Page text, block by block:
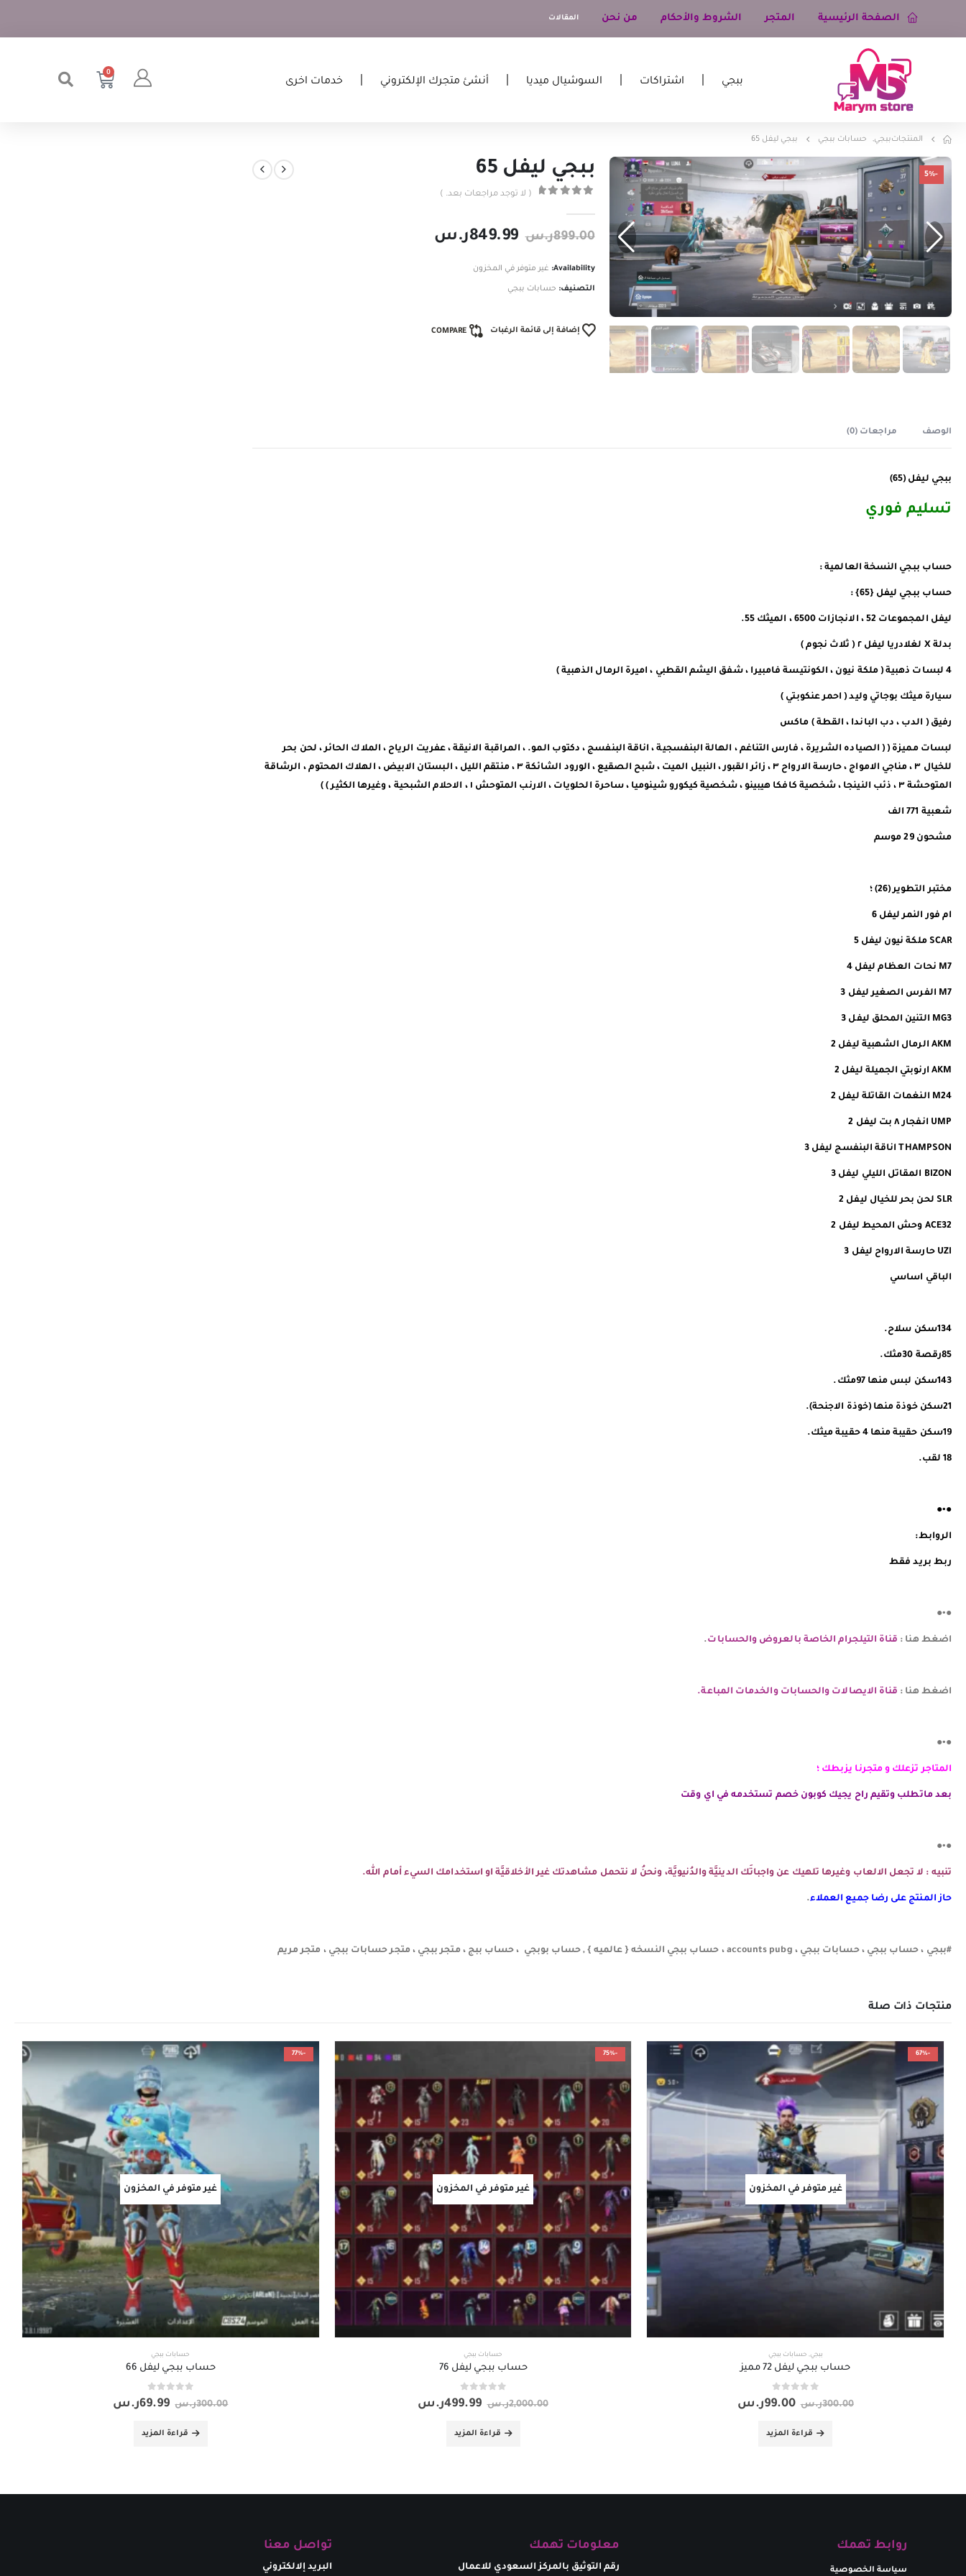
الصفحة الرئيسية المتجر الشروط والأحكام من نحن المقالات
ببجي اشتراكات السوشيال ميديا أنشئ متجرك الإلكتروني خدمات اخرى
0
المنتجاتببجي, حسابات ببجي ببجي ليفل 65
-5% ببجي ليفل 65
( لا توجد مراجعات بعد. )
899.00ر.س 849.99ر.س
Availability: غير متوفر في المخزون
التصنيف: حسابات ببجي
إضافة إلى قائمة الرغبات COMPARE
الوصف مراجعات (0)
ببجي ليفل (65)
تسليم فوري
حساب ببجي النسخة العالمية :
حساب ببجي ليفل {65} :
ليفل المجموعات 52 ، الانجازات 6500 ، الميثك 55.
بدلة X لغلادريا ليفل ٢ ( ثلاث نجوم )
4 لبسات ذهبية ( ملكة نيون ، الكونتيسة فامبيرا ، شفق اليشم القطبي ، اميرة الرمال الذهبية )
سيارة ميثك بوجاتي وليد ( احمر عنكوبتي )
رفيق ( الدب ، دب الباندا ، القطة ) ماكس
لبسات مميزة ( ( الصياده الشريرة ، فارس التناغم ، الهالة البنفسجية ، اناقة البنفسج ، دكتوب المو. ، المراقبة الانيقة ، عفريت الرياح ، الملاك الحائر ، لحن بحر
للخيال ٣ ، مناجي الامواج ، حارسة الارواح ٣ ، زائر القبور ، النبيل الميت ، شبح الصقيع ، الورود الشائكة ٣ ، منتقم الليل ، البستان الابيض ، الهلاك المحتوم ، الرشاقة
المتوحشة ٣ ، ذئب النينجا ، شخصية كافكا هيبينو ، شخصية كيكورو شينوميا ، ساحرة الحلويات ، الارنب المتوحش ١ ، الاحلام الشبحية ، وغيرها الكثير ) )
شعبية 771 الف
مشحون 29 موسم
مختبر التطوير (26) ؛
ام فور النمر ليفل 6
SCAR ملكة نيون ليفل 5
M7 نحات العظام ليفل 4
M7 الفرس الصغير ليفل 3
MG3 التنين المحلق ليفل 3
AKM الرمال الشهبية ليفل 2
AKM ارنوبتي الجميلة ليفل 2
M24 النغمات القاتلة ليفل 2
UMP انفجار ٨ بت ليفل 2
THAMPSON اناقة البنفسج ليفل 3
BIZON المقاتل الليلي ليفل 3
SLR لحن بحر للخيال ليفل 2
ACE32 وحش المحيط ليفل 2
UZI حارسة الارواح ليفل 3
الباقي اساسي
134سكن سلاح.
85رقصة 30مثك.
143سكن لبس منها 97مثك.
21سكن خوذة منها (خوذة الاجنحة).
19سكن حقيبة منها 4 حقيبة ميثك.
18 لقب.
●•●
الروابط:
ربط بريد فقط
●•●
اضغط هنا : قناة التيلجرام الخاصة بالعروض والحسابات.
اضغط هنا : قناة الايصالات والحسابات والخدمات المباعة.
●•●
المتاجر تزعلك و متجرنا يزبطك ؛
بعد ماتطلب وتقيم راح يجيك كوبون خصم تستخدمه في اي وقت
●•●
تنبيه : لا تجعل الالعاب وغيرها تلهيك عن واجباتَك الدينيَّة والدُنيويَّة، ونحنُ لا نتحمل مشاهدتك غير الأخلاقيَّة او استخدامك السيء أمام الله.
حاز المنتج على رضا جميع العملاء.
#ببجي ، حساب ببجي ، حسابات ببجي ، accounts pubg ، حساب ببجي النسخه { عالميه } , حساب بوبجي ، حساب ببج ، متجر ببجي ، متجر حسابات ببجي ، متجر مريم
منتجات ذات صلة
-67%
غير متوفر في المخزون
ببجي, حسابات ببجي
حساب ببجي ليفل 72 مميز
300.00ر.س 99.00ر.س
قراءة المزيد
-75%
غير متوفر في المخزون
حسابات ببجي
حساب ببجي ليفل 76
2,000.00ر.س 499.99ر.س
قراءة المزيد
-77%
غير متوفر في المخزون
حسابات ببجي
حساب ببجي ليفل 66
300.00ر.س 69.99ر.س
قراءة المزيد
روابط تهمك
سياسة الخصوصية
معلومات تهمك
رقم التوثيق بالمركز السعودي للاعمال
تواصل معنا
البريد إلالكتروني